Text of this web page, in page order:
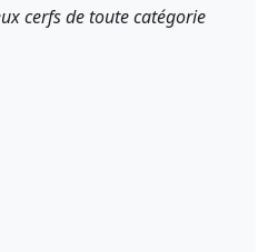
cerfs de toute catégorie